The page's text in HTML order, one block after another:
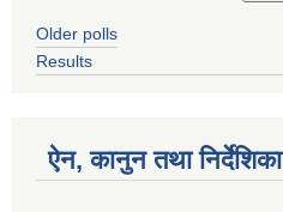
Older polls
Results
ऐन, कानुन तथा निर्देशिका